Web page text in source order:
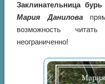
Заклинательница
Мария Данилова
возможность
неограниченно!